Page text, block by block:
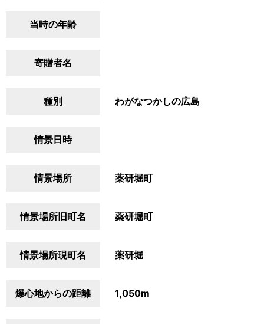
当時の年齢
寄贈者名
種別 わがなつかしの広島
情景日時
情景場所 薬研堀町
情景場所旧町名 薬研堀町
情景場所現町名 薬研堀
爆心地からの距離 1,050m